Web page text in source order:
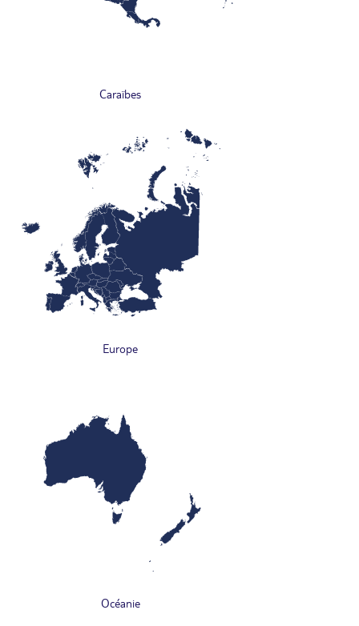
Caraïbes
Europe
Océanie